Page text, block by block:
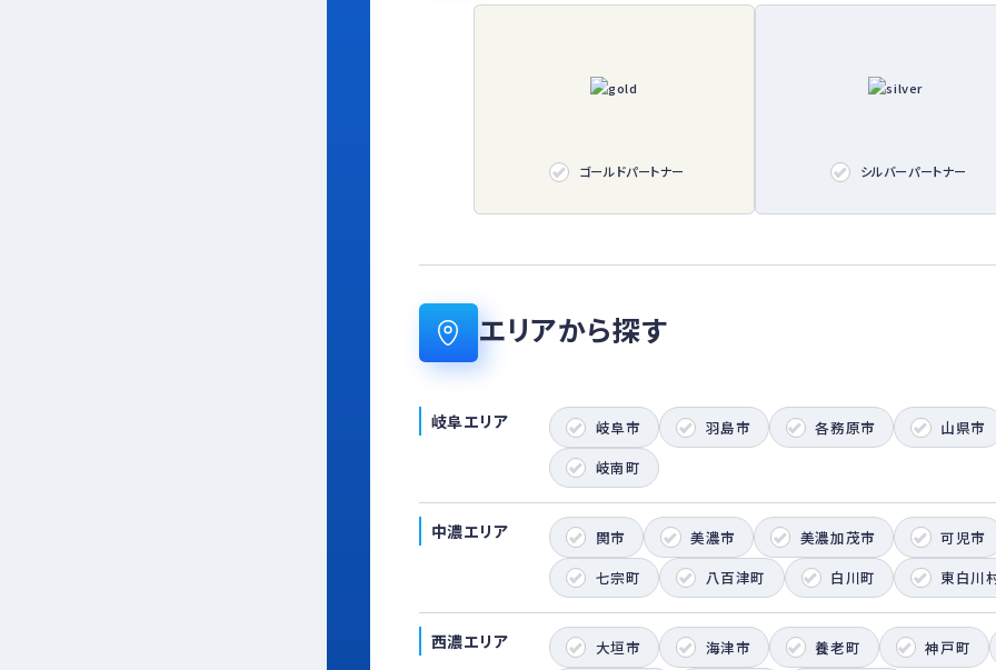
ゴールドパートナー シルバーパートナー
エリアから探す
岐阜エリア 岐阜市 羽島市 各務原市
山県市
岐南町
中濃エリア 関市 美濃市 美濃加茂市
可児市
七宗町
八百津町 白川町 東白川
西濃エリア 大垣市 海津市 養老町 神戸町